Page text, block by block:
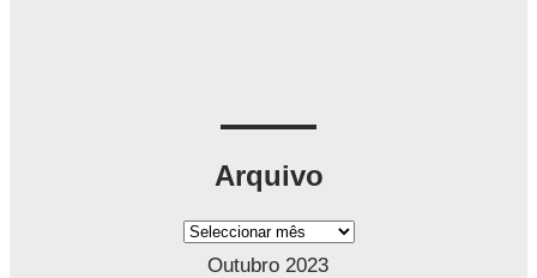
Arquivo
A
Outubro 2023